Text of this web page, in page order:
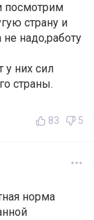
посмотрим
страну и
надо,работу
них сил
страны.
83 5
норма